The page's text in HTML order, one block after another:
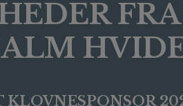
FRA
KLOVNESPONSOR